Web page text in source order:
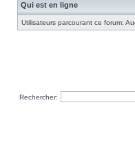
Qui est en ligne
Utilisateurs parcourant ce forum:
Rechercher: